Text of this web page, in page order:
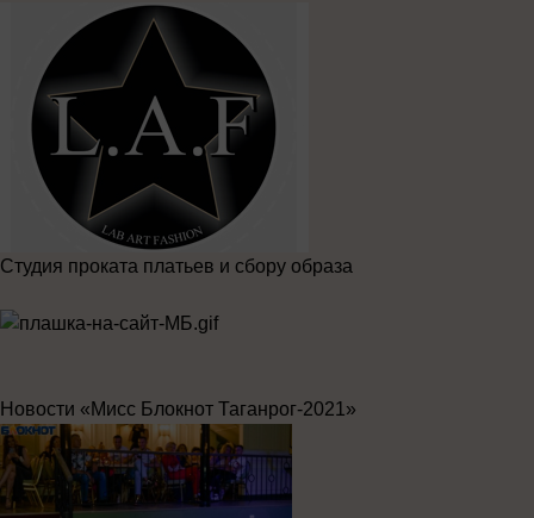
Студия проката платьев и сбору образа
Новости «Мисс Блокнот Таганрог-2021»